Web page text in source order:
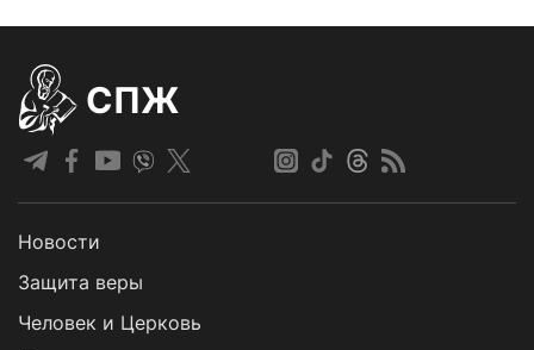
СПЖ
Новости
Защита веры
Человек и Церковь